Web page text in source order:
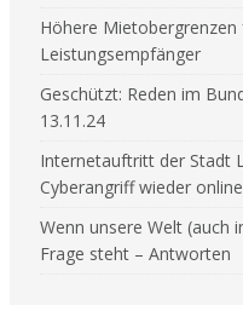
Höhere Mietobergrenzen
Leistungsempfänger
Geschützt: Reden im
13.11.24
Internetauftritt der Stadt
Cyberangriff wieder online
Wenn unsere Welt (auch
Frage steht – Antworten